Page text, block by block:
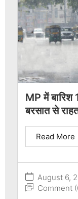
MP में
बरसात से
August 6,
Comment
Read More